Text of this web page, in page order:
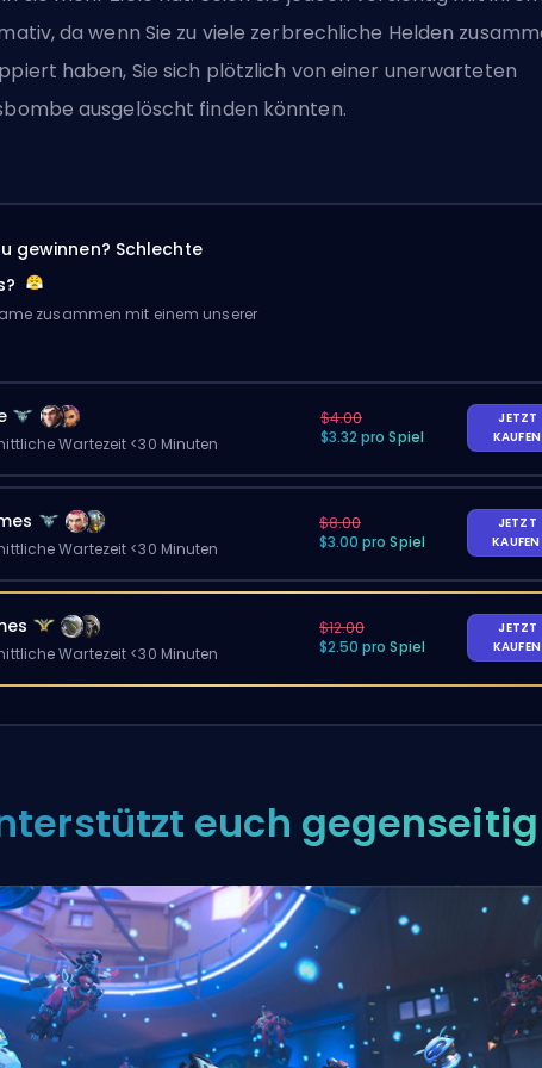
da wenn Sie zu viele zerbrechliche Helden
haben, Sie sich plötzlich von einer unerwarteten
ausgelöscht finden könnten.
gewinnen? Schlechte
zusammen mit einem unserer
Wartezeit <30 Minuten
$4.00
$3.32 pro Spiel
JETZT
KAUFEN
Wartezeit <30 Minuten
$8.00
$3.00 pro Spiel
JETZT
KAUFEN
Wartezeit <30 Minuten
$12.00
$2.50 pro Spiel
JETZT
KAUFEN
euch gegenseitig